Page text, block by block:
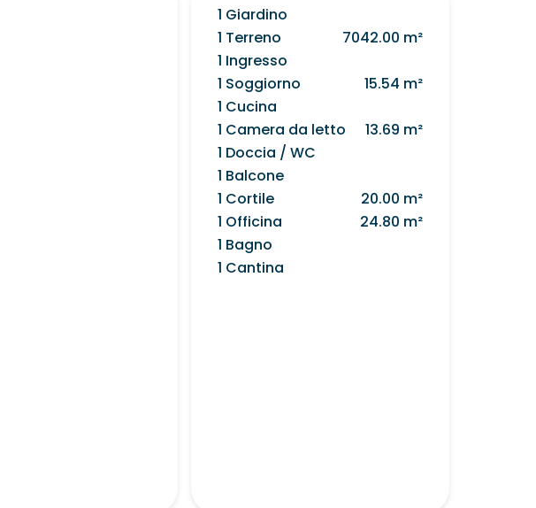
1 Giardino
1 Terreno
7042.00 m²
1 Ingresso
1 Soggiorno
15.54 m²
1 Cucina
1 Camera da letto
13.69 m²
1 Doccia / WC
1 Balcone
1 Cortile
20.00 m²
1 Officina
24.80 m²
1 Bagno
1 Cantina